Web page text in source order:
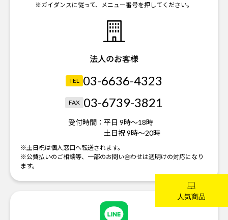
※ガイダンスに従って、メニュー番号を押してください。
法人のお客様
TEL 03-6636-4323
FAX 03-6739-3821
受付時間： 平日 9時～18時
土日祝 9時～20時
※土日祝は個人窓口へ転送されます。
※公費払いのご相談等、一部のお問い合わせは週明けの対応になり
ます。